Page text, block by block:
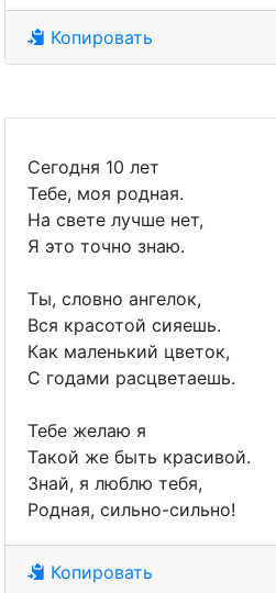
Копировать
Сегодня 10 лет
Тебе, моя родная.
На свете лучше нет,
Я это точно знаю.
Ты, словно ангелок,
Вся красотой сияешь.
Как маленький цветок,
С годами расцветаешь.
Тебе желаю я
Такой же быть красивой.
Знай, я люблю тебя,
Родная, сильно-сильно!
Копировать